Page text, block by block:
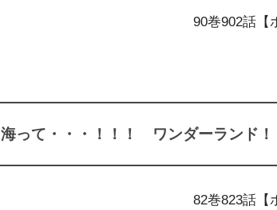
90巻902話【
海って・・・！！！ ワンダーランド
82巻823話【